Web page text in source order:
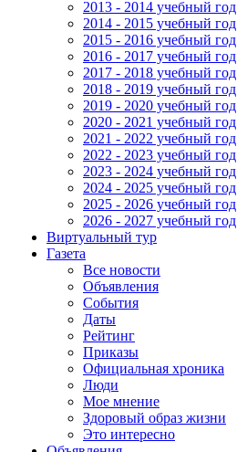
2013 - 2014 учебный год
2014 - 2015 учебный год
2015 - 2016 учебный год
2016 - 2017 учебный год
2017 - 2018 учебный год
2018 - 2019 учебный год
2019 - 2020 учебный год
2020 - 2021 учебный год
2021 - 2022 учебный год
2022 - 2023 учебный год
2023 - 2024 учебный год
2024 - 2025 учебный год
2025 - 2026 учебный год
2026 - 2027 учебный год
Виртуальный тур
Газета
Все новости
Объявления
События
Даты
Рейтинг
Приказы
Официальная хроника
Люди
Мое мнение
Здоровый образ жизни
Это интересно